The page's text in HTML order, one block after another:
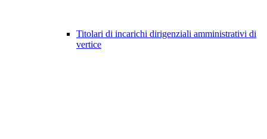
Titolari di incarichi dirigenziali amministrativi di
vertice